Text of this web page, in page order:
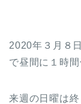
2020年３月８
で昼間に１時間
来週の日曜は